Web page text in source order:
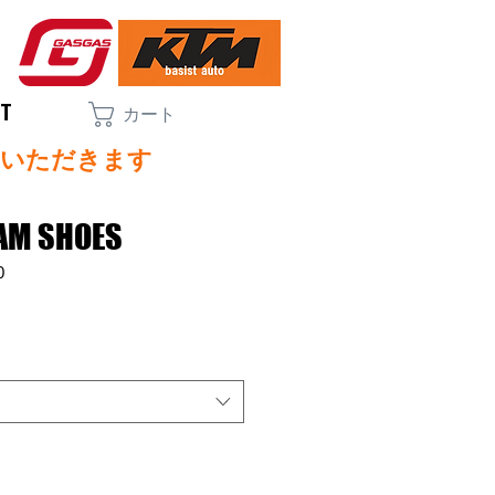
カート
ただきます
SHOES